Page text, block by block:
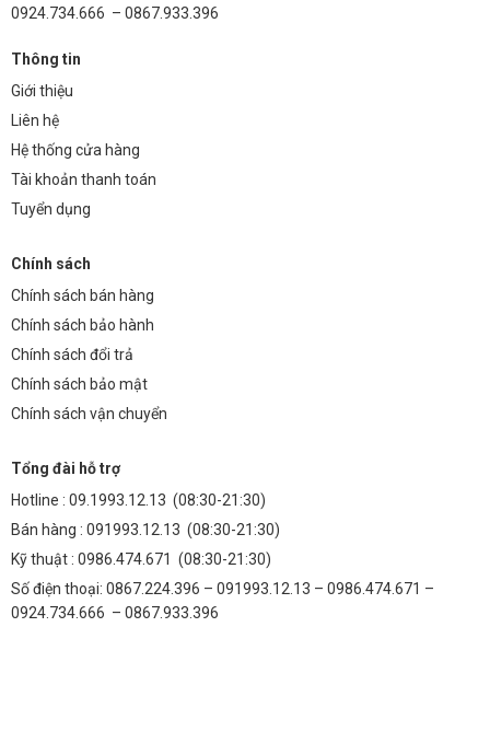
0924.734.666 – 0867.933.396
Thông tin
Giới thiệu
Liên hệ
Hệ thống cửa hàng
Tài khoản thanh toán
Tuyển dụng
Chính sách
Chính sách bán hàng
Chính sách bảo hành
Chính sách đổi trả
Chính sách bảo mật
Chính sách vận chuyển
Tổng đài hỗ trợ
Hotline : 09.1993.12.13 (08:30-21:30)
Bán hàng : 091993.12.13 (08:30-21:30)
Kỹ thuật : 0986.474.671 (08:30-21:30)
Số điện thoại: 0867.224.396 – 091993.12.13 – 0986.474.671 –
0924.734.666 – 0867.933.396